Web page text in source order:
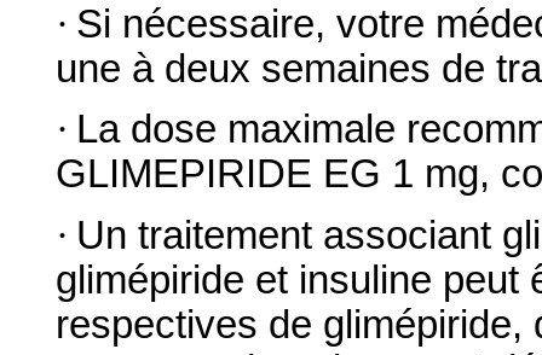
· Si nécessaire, votre
une à deux semaines de
· La dose maximale
GLIMEPIRIDE EG 1 mg,
· Un traitement associant
glimépiride et insuline peut
respectives de glimépiride,